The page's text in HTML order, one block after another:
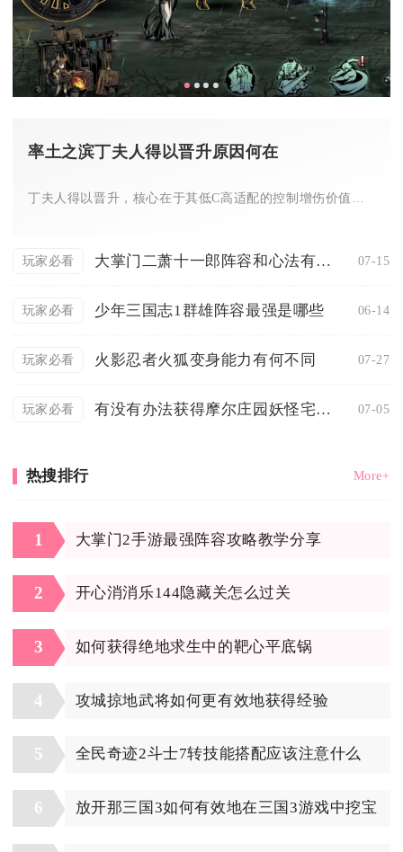
率土之滨丁夫人得以晋升原因何在
玩家必看 大掌门二萧十一郎阵容和心法有哪些克制关系 07-15
玩家必看 少年三国志1群雄阵容最强是哪些 06-14
玩家必看 火影忍者火狐变身能力有何不同 07-27
玩家必看 有没有办法获得摩尔庄园妖怪宅邸小屋 07-05
热搜排行 More+
1 大掌门2手游最强阵容攻略教学分享
2 开心消消乐144隐藏关怎么过关
3 如何获得绝地求生中的靶心平底锅
4 攻城掠地武将如何更有效地获得经验
5 全民奇迹2斗士7转技能搭配应该注意什么
6 放开那三国3如何有效地在三国3游戏中挖宝